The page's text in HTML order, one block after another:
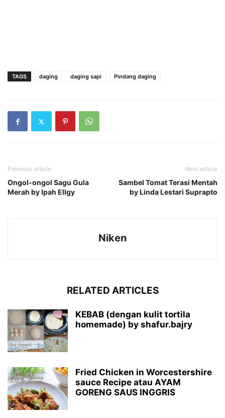
TAGS daging daging sapi Pindang daging
Previous article
Ongol-ongol Sagu Gula
Merah by Ipah Ellgy
Next article
Sambel Tomat Terasi Mentah
by Linda Lestari Suprapto
Niken
RELATED ARTICLES
KEBAB (dengan kulit tortila
homemade) by shafur.bajry
Fried Chicken in Worcestershire
sauce Recipe atau AYAM
GORENG SAUS INGGRIS